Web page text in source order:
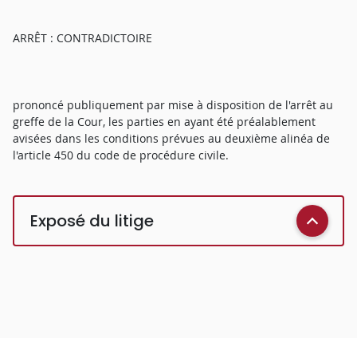
ARRÊT : CONTRADICTOIRE
prononcé publiquement par mise à disposition de l'arrêt au
greffe de la Cour, les parties en ayant été préalablement
avisées dans les conditions prévues au deuxième alinéa de
l'article 450 du code de procédure civile.
Exposé du litige